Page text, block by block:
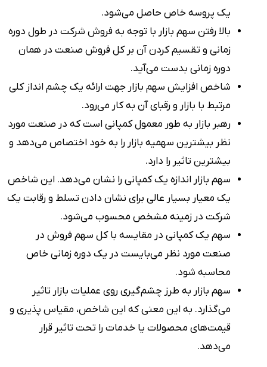
یک پروسه خاص حاصل می‌شود.
بالا رفتن سهم بازار با توجه به فروش شرکت در طول دوره
زمانی و تقسیم کردن آن بر کل فروش صنعت در همان
دوره زمانی بدست می‌آید.
شاخص افزایش سهم بازار جهت ارائه یک چشم انداز کلی
مرتبط با بازار و رقبای آن به کار می‌رود.
رهبر بازار به طور معمول کمپانی است که در صنعت مورد
نظر بیشترین سهمیه بازار را به خود اختصاص می‌دهد و
بیشترین تاثیر را دارد.
سهم بازار اندازه یک کمپانی را نشان می‌دهد. این شاخص
یک معیار بسیار عالی برای نشان دادن تسلط و رقابت یک
شرکت در زمینه مشخص محسوب می‌شود.
سهم یک کمپانی در مقایسه با کل سهم فروش در
صنعت مورد نظر می‌بایست در یک دوره زمانی خاص
محاسبه شود.
سهم بازار به طرز چشم‌گیری روی عملیات بازار تاثیر
می‌گذارد. به این معنی که این شاخص، مقیاس پذیری و
قیمت‌های محصولات یا خدمات را تحت تاثیر قرار
می‌دهد.